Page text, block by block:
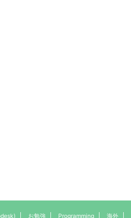
お勉強 Programming 海外